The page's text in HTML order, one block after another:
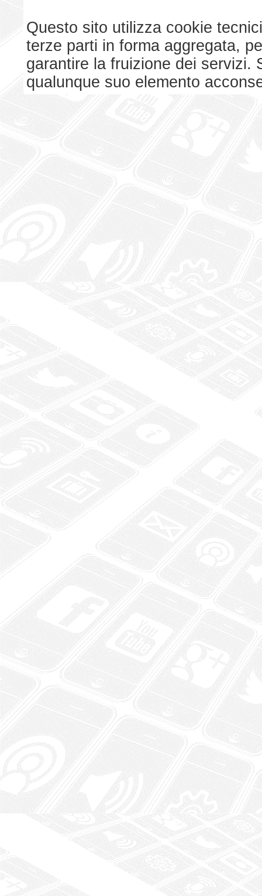
Questo sito utilizza cookie
terze parti in forma aggregata,
garantire la fruizione dei servizi.
qualunque suo elemento